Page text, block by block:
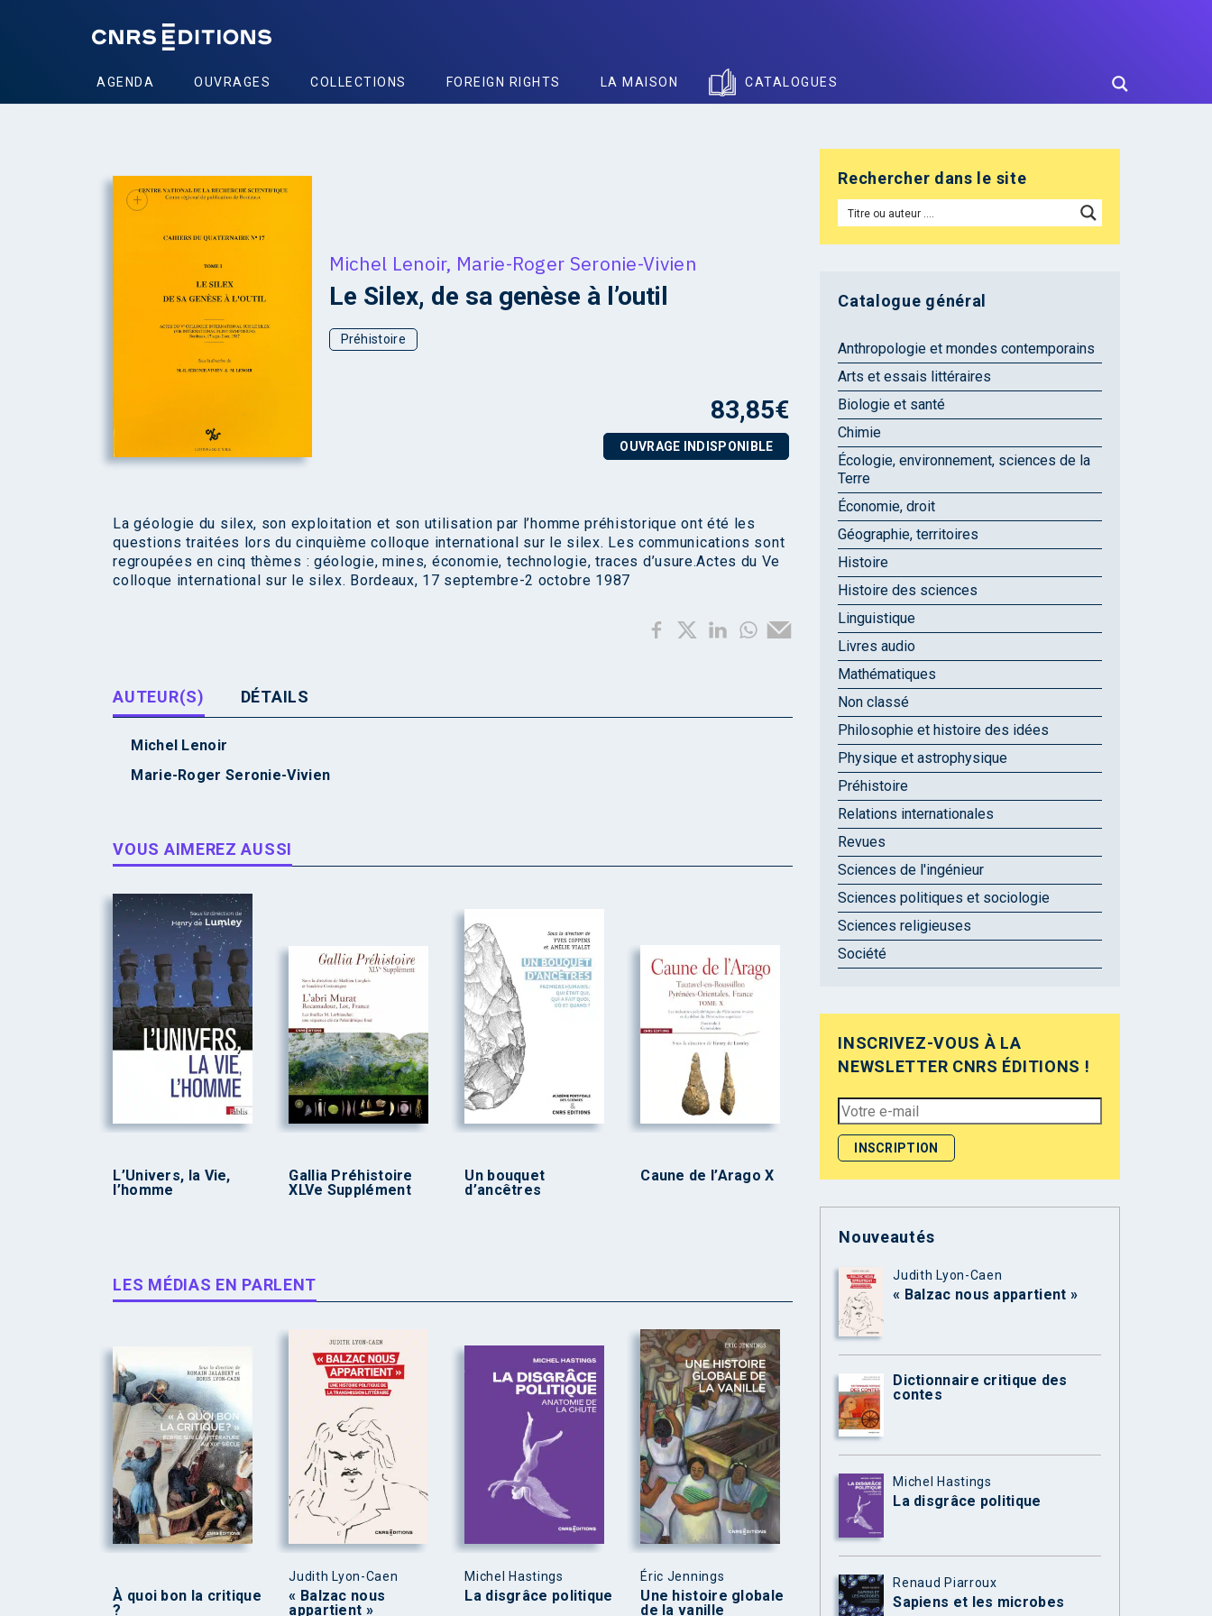
AGENDA OUVRAGES COLLECTIONS FOREIGN RIGHTS LA MAISON CATALOGUES
+
Michel Lenoir, Marie-Roger Seronie-Vivien
Le Silex, de sa genèse à l’outil
Préhistoire
83,85€
OUVRAGE INDISPONIBLE
La géologie du silex, son exploitation et son utilisation par l’homme préhistorique ont été les
questions traitées lors du cinquième colloque international sur le silex. Les communications sont
regroupées en cinq thèmes : géologie, mines, économie, technologie, traces d’usure.Actes du Ve
colloque international sur le silex. Bordeaux, 17 septembre-2 octobre 1987
AUTEUR(S) DÉTAILS
Michel Lenoir
Marie-Roger Seronie-Vivien
VOUS AIMEREZ AUSSI
L’Univers, la Vie,
l’homme
Gallia Préhistoire
XLVe Supplément
Un bouquet
d’ancêtres
Caune de l’Arago X
LES MÉDIAS EN PARLENT
À quoi bon la critique
?
Judith Lyon-Caen
« Balzac nous
appartient »
Michel Hastings
La disgrâce politique
Éric Jennings
Une histoire globale
de la vanille
Rechercher dans le site
Catalogue général
Anthropologie et mondes contemporains
Arts et essais littéraires
Biologie et santé
Chimie
Écologie, environnement, sciences de la
Terre
Économie, droit
Géographie, territoires
Histoire
Histoire des sciences
Linguistique
Livres audio
Mathématiques
Non classé
Philosophie et histoire des idées
Physique et astrophysique
Préhistoire
Relations internationales
Revues
Sciences de l'ingénieur
Sciences politiques et sociologie
Sciences religieuses
Société
INSCRIVEZ-VOUS À LA
NEWSLETTER CNRS ÉDITIONS !
Nouveautés
Judith Lyon-Caen
« Balzac nous appartient »
Dictionnaire critique des
contes
Michel Hastings
La disgrâce politique
Renaud Piarroux
Sapiens et les microbes